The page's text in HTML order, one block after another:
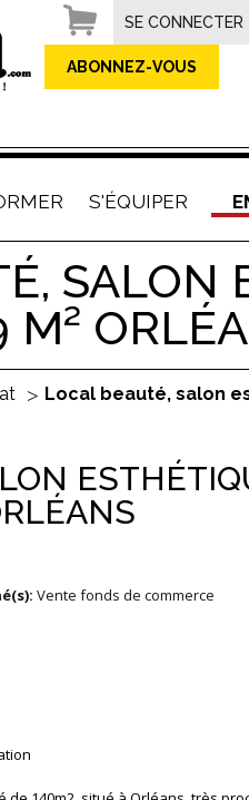
SE CONNECTER
ABONNEZ-VOUS
S'ÉQUIPER
SALON
M²
Local beauté, salon
Vente fonds de commerce